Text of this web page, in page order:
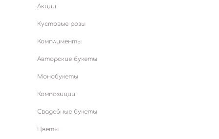
Акции
Кустовые розы
Комплименты
Авторские букеты
Монобукеты
Композиции
Свадебные букеты
Цветы